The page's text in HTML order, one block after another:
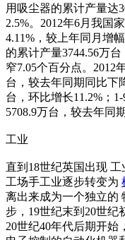
用吸尘器的累计产量达
2.5%。2012年6月我国
4.11%，较上年同月增
的累计产量3744.56万
窄7.05个百分点。2012
台，较去年同期同比下
台，环比增长11.2%；
5708.9万台，较去年同
工业
直到18世纪英国出现
工场手工业逐步转变为
离出来成为一个独立的
步，19世纪末到20世纪
20世纪40年代后期开始